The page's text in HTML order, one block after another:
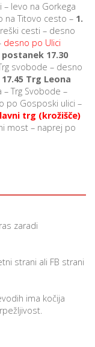
levo na Gorkega
na Titovo cesto – 1.
cesti – desno
desno po Ulici
postanek 17.30
svobode – desno
Trg Leona
– Trg Svobode –
po Gosposki ulici –
trg (krožišče)
most – naprej po
zaradi
strani ali FB strani
ima kočija